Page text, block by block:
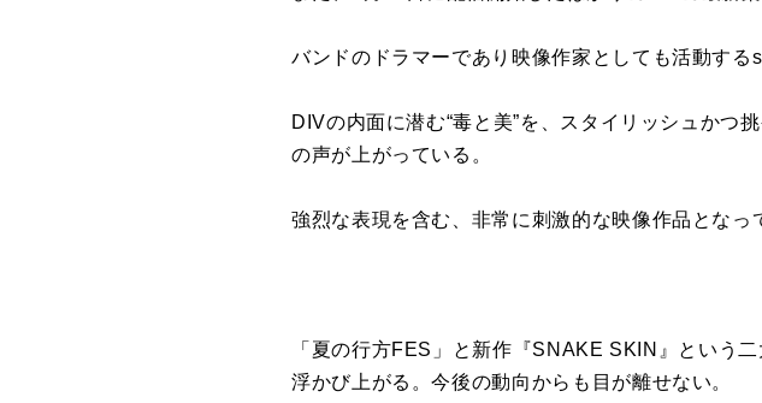
バンドのドラマーであり映像作家としても活動する
DIVの内面に潜む“毒と美”を、スタイリッシュかつ
の声が上がっている。
強烈な表現を含む、非常に刺激的な映像作品となっ
「夏の行方FES」と新作『SNAKE SKIN』という
浮かび上がる。今後の動向からも目が離せない。